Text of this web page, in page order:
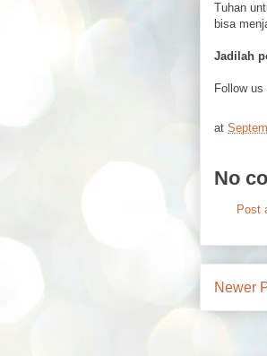
Tuhan
bisa
Jadilah
Follow
at
No
Post
Newer